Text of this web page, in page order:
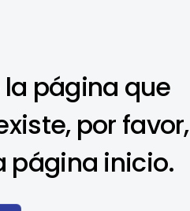
página que
por favor,
página inicio.